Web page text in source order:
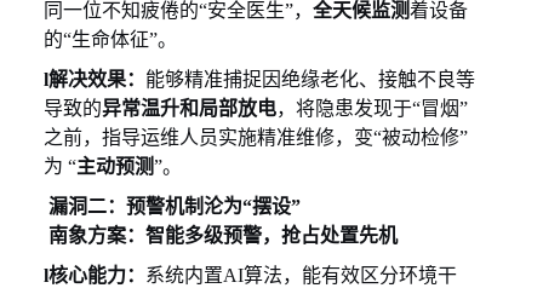
同一位不知疲倦的“安全医生”， 全天候监测着设备
的“生命体征”。
l解决效果： 能够精准捕捉因绝缘老化、接触不良等
导致的异常温升和局部放电，将隐患发现于“冒烟”
之前，指导运维人员实施精准维修，变“被动检修”
为 “主动预测”。
漏洞二：预警机制沦为“摆设”
南象方案：智能多级预警，抢占处置先机
l核心能力： 系统内置AI算法，能有效区分环境干